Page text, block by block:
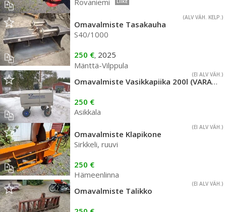
Rovaniemi
(ALV VÄH. KELP.)
Omavalmiste Tasakauha
S40/1000
250 €, 2025
Mänttä-Vilppula
(EI ALV VÄH.)
Omavalmiste Vasikkapiika 200l (VARATTU)
250 €
Asikkala
(EI ALV VÄH.)
Omavalmiste Klapikone
Sirkkeli, ruuvi
250 €
Hämeenlinna
(EI ALV VÄH.)
Omavalmiste Talikko